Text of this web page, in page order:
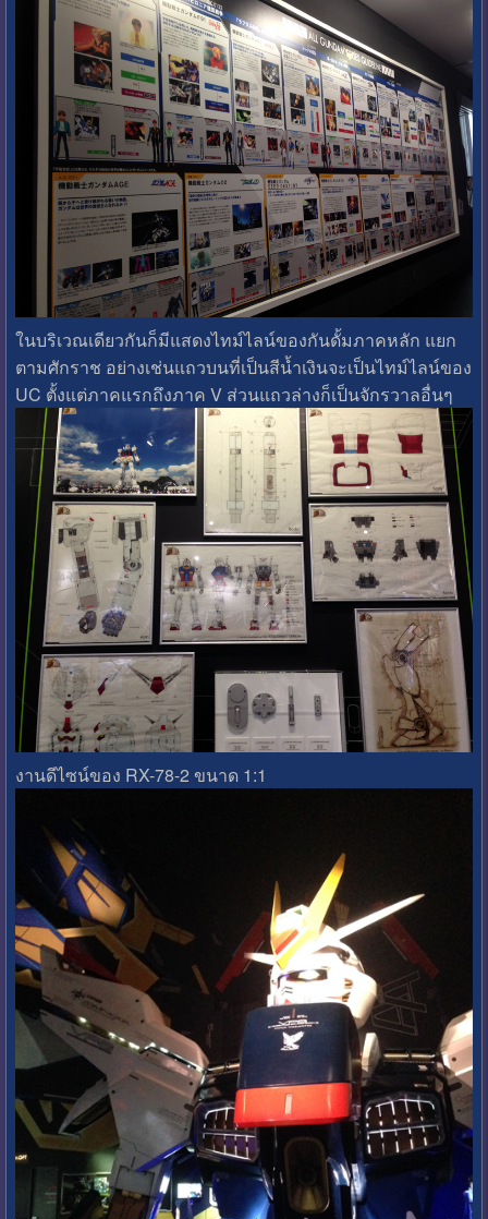
ในบริเวณเดียวกันก็มีแสดงไทม์ไลน์ของกันดั้มภาคหลัก แยก
ตามศักราช อย่างเช่นแถวบนที่เป็นสีน้ำเงินจะเป็นไทม์ไลน์ของ
UC ตั้งแต่ภาคแรกถึงภาค V ส่วนแถวล่างก็เป็นจักรวาลอื่นๆ
งานดีไซน์ของ RX-78-2 ขนาด 1:1